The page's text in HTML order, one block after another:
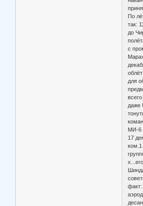
По
так:
до
с
для
даже
МИ-6
17
факт: